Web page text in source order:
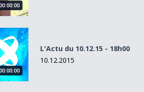
- 18h00
L'Actu du 10.12.15 - 18h00
10.12.2015